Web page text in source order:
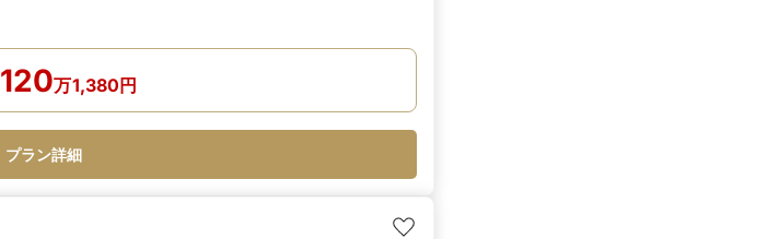
120万1,380円
プラン詳細